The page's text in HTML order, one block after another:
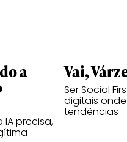
a
precisa,
Vai,
Ser Social
digitais
tendências